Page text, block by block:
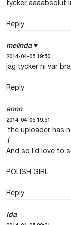
tycker aaaabsolut
Reply
melinda ♥
2014-04-05 19:50
jag tycker ni var
Reply
annn
2014-04-05 19:51
`the uploader has
:(
And so I`d love to
POLISH GIRL
Reply
Ida